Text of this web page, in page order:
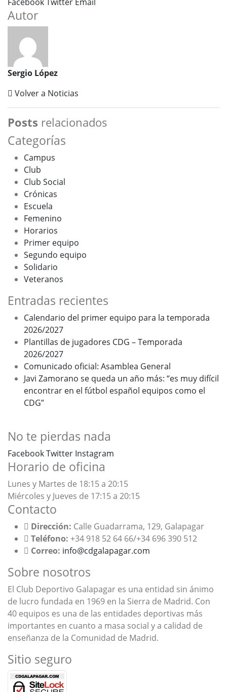
Autor
Sergio López
Volver a Noticias
Posts relacionados
Categorías
Campus
Club
Club Social
Crónicas
Escuela
Femenino
Horarios
Primer equipo
Segundo equipo
Solidario
Veteranos
Entradas recientes
Calendario del primer equipo para la temporada
2026/2027
Plantillas de jugadores CDG – Temporada
2026/2027
Comunicado oficial: Asamblea General
Javi Zamorano se queda un año más: “es muy difícil
encontrar en el fútbol español equipos como el
CDG”
No te pierdas nada
FacebookTwitter Instagram
Horario de oficina
Lunes y Martes de 18:15 a 20:15
Miércoles y Jueves de 17:15 a 20:15
Contacto
Dirección: Calle Guadarrama, 129, Galapagar
Teléfono: +34 918 52 64 66/+34 696 390 512
Correo: info@cdgalapagar.com
Sobre nosotros
El Club Deportivo Galapagar es una entidad sin ánimo
de lucro fundada en 1969 en la Sierra de Madrid. Con
40 equipos es una de las entidades deportivas más
importantes en cuanto a masa social y a calidad de
enseñanza de la Comunidad de Madrid.
Sitio seguro